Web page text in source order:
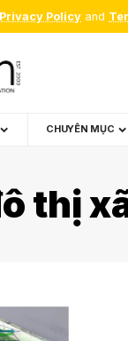
Privacy Policy and
CHUYÊN MỤC
thị